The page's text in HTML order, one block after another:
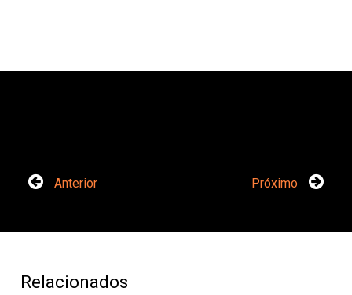
Anterior Próximo
Relacionados